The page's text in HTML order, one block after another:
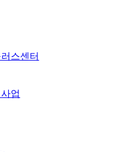
스센터
업